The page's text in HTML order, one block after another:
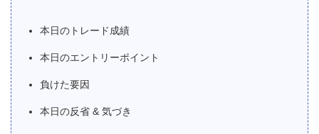
本日のトレード成績
本日のエントリーポイント
負けた要因
本日の反省 & 気づき